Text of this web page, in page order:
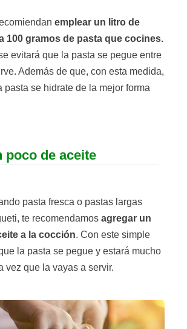
emplear un litro de
100 gramos de pasta que cocines.
evitará que la pasta se pegue entre
Además de que, con esta medida,
pasta se hidrate de la mejor forma
poco de aceite
pasta fresca o pastas largas
te recomendamos agregar un
a la cocción. Con este simple
la pasta se pegue y estará mucho
vez que la vayas a servir.